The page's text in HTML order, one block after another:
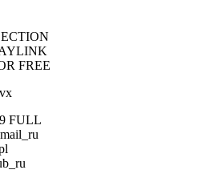
FREE
FULL